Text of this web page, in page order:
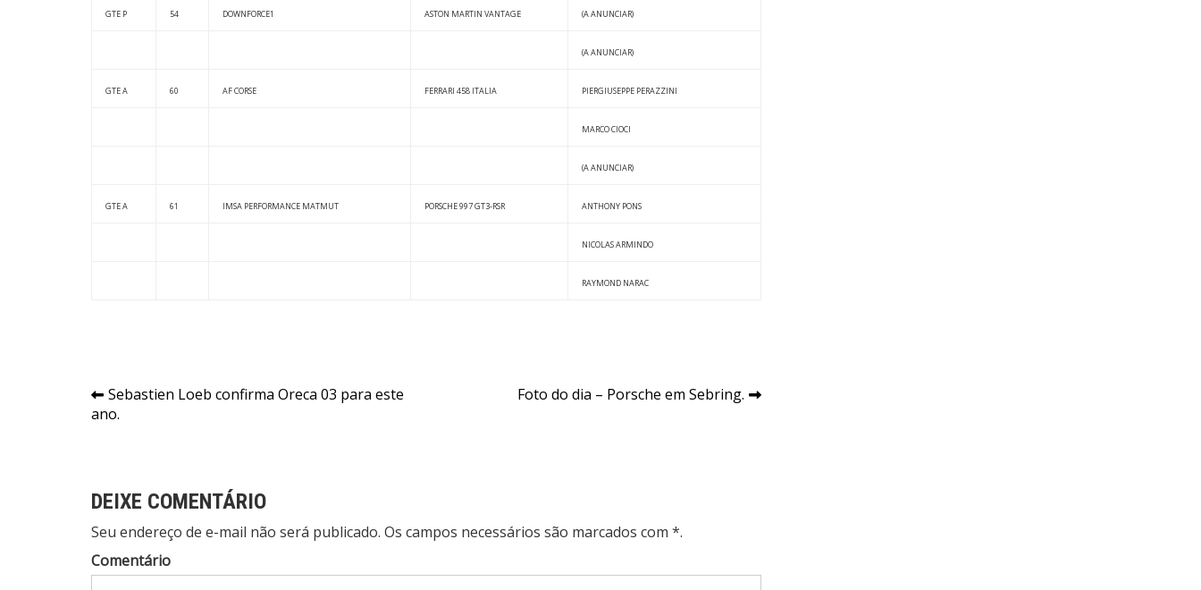
GTE P 54 DOWNFORCE1 ASTON MARTIN VANTAGE (A ANUNCIAR)
(A ANUNCIAR)
GTE A 60 AF CORSE FERRARI 458 ITALIA PIERGIUSEPPE PERAZZINI
MARCO CIOCI
(A ANUNCIAR)
GTE A 61 IMSA PERFORMANCE MATMUT PORSCHE 997 GT3-RSR ANTHONY PONS
NICOLAS ARMINDO
RAYMOND NARAC
Navegação
de
Sebastien Loeb confirma Oreca 03 para este
ano.
Foto do dia – Porsche em Sebring.
DEIXE COMENTÁRIO
Seu endereço de e-mail não será publicado. Os campos necessários são marcados com *.
Comentário